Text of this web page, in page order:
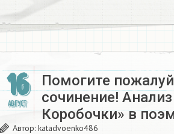
16
АВГУСТ
Помогите
сочинение!
Коробочки» в
Автор: katadvoenko486